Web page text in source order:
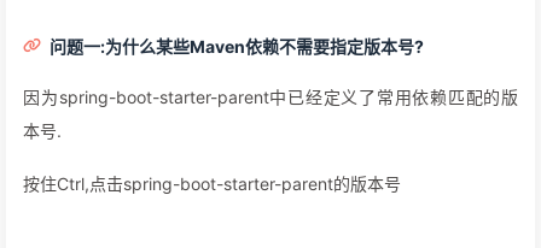
问题一:为什么某些Maven依赖不需要指定版本号?
因为spring-boot-starter-parent中已经定义了常用依赖匹配的版
本号.
按住Ctrl,点击spring-boot-starter-parent的版本号